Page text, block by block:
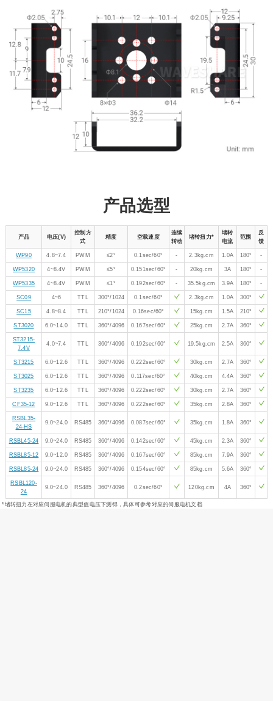
产品选型
产品 电压(V)
控制方
式
精度 空载速度
连续
转动
堵转扭力*
堵转
电流
范围
反
馈
WP90 4.8~7.4 PWM ≤2° 0.1sec/60° - 2.3kg.cm 1.0A 180° -
WP5320 4~8.4V PWM ≤5° 0.151sec/60° - 20kg.cm 3A 180° -
WP5335 4~8.4V PWM ≤1° 0.192sec/60° - 35.5kg.cm 3.9A 180° -
SC09 4~6 TTL 300°/1024 0.1sec/60° 2.3kg.cm 1.0A 300°
SC15 4.8~8.4 TTL 210°/1024 0.16sec/60° 15kg.cm 1.5A 210°
ST3020 6.0~14.0 TTL 360°/4096 0.167sec/60° 25kg.cm 2.7A 360°
ST3215-
7.4V
4.0~7.4 TTL 360°/4096 0.192sec/60° 19.5kg.cm 2.5A 360°
ST3215 6.0~12.6 TTL 360°/4096 0.222sec/60° 30kg.cm 2.7A 360°
ST3025 6.0~12.6 TTL 360°/4096 0.117sec/60° 40kg.cm 4.4A 360°
ST3235 6.0~12.6 TTL 360°/4096 0.222sec/60° 30kg.cm 2.7A 360°
CF35-12 9.0~12.6 TTL 360°/4096 0.222sec/60° 35kg.cm 2.8A 360°
RSBL35-
24-HS
9.0~24.0 RS485 360°/4096 0.087sec/60° 35kg.cm 1.8A 360°
RSBL45-24 9.0~24.0 RS485 360°/4096 0.142sec/60° 45kg.cm 2.3A 360°
RSBL85-12 9.0~12.0 RS485 360°/4096 0.167sec/60° 85kg.cm 7.9A 360°
RSBL85-24 9.0~24.0 RS485 360°/4096 0.154sec/60° 85kg.cm 5.6A 360°
RSBL120-
24
9.0~24.0 RS485 360°/4096 0.2sec/60° 120kg.cm 4A 360°
*堵转扭力在对应伺服电机的典型值电压下测得，具体可参考对应的伺服电机文档